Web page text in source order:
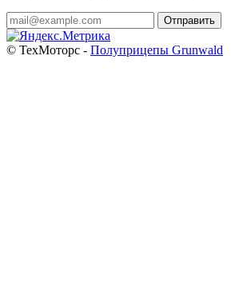
Отправить
© ТехМоторс - Полуприцепы Grunwald